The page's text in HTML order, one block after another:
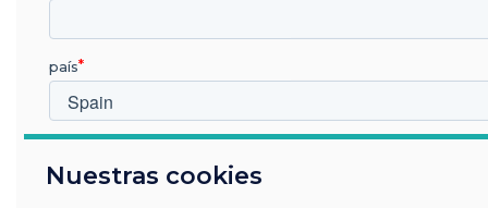
Nuestras cookies
país
Educación